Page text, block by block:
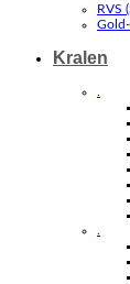
RVS
Kralen
.
.